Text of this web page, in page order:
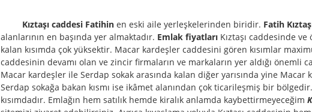
Kıztaşı caddesi Fatihin en eski aile yerleşkelerinden biridir. Fatih
alanlarının en başında yer almaktadır. Emlak fiyatları Kıztaşı caddesinde
kalan kısımda çok yüksektir. Macar kardeşler caddesini gören kısımlar
caddesinin devamı olan ve zincir firmaların ve markaların yer aldığı
Macar kardeşler ile Serdap sokak arasında kalan diğer yarısında yine
Serdap sokağa bakan kısmı ise ikâmet alanından çok ticarileşmiş bir bölgedir.
kısımdadır. Emlağın hem satılık hemde kiralık anlamda kaybettirmeyeceğim